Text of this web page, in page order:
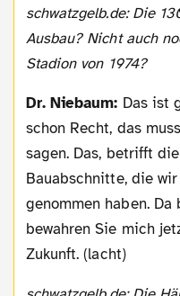
schwatzgelb.de: Die 130 Millionen betreffen nur den
Ausbau? Nicht auch
Stadion von 1974?
Dr. Niebaum: Das ist
schon Recht, das
sagen. Das, betrifft
Bauabschnitte, die
genommen haben.
bewahren Sie mich
Zukunft. (lacht)